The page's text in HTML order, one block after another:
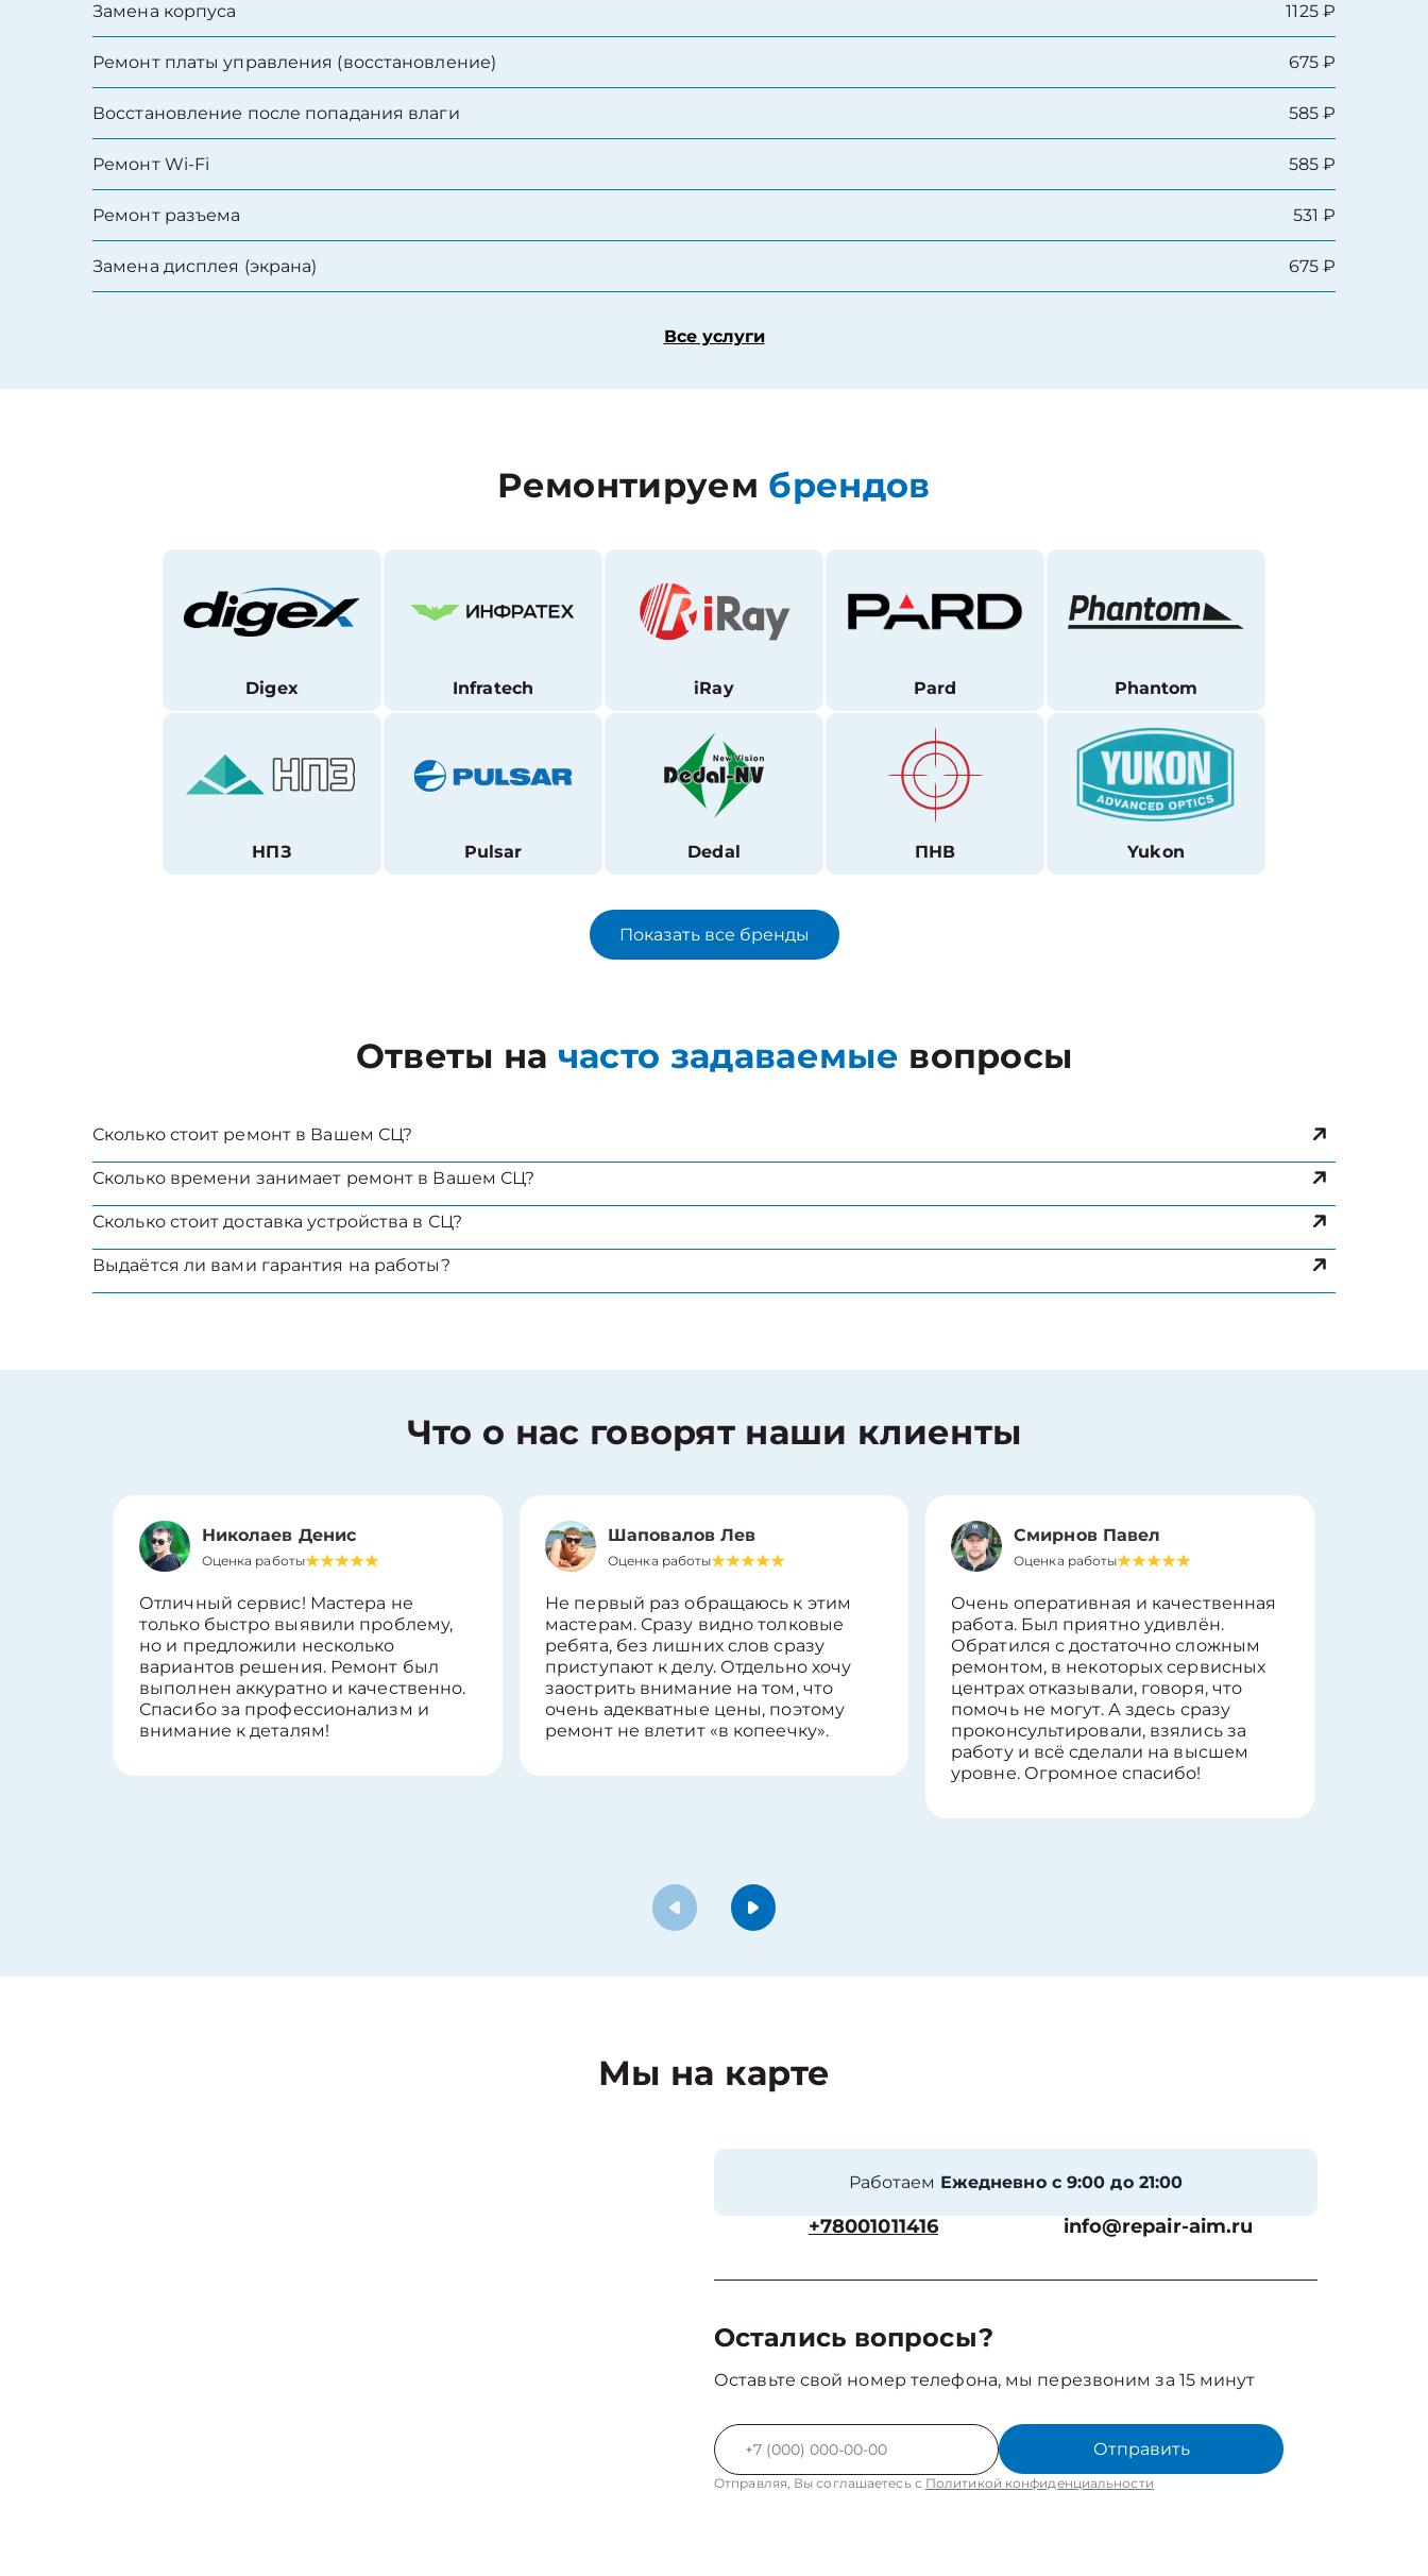
Замена корпуса 1125 ₽
Ремонт платы управления (восстановление) 675 ₽
Восстановление после попадания влаги 585 ₽
Ремонт Wi-Fi 585 ₽
Ремонт разъема 531 ₽
Замена дисплея (экрана) 675 ₽
Все услуги
Ремонтируем брендов
Digex Infratech iRay Pard Phantom
НПЗ Pulsar Dedal ПНВ Yukon
Показать все бренды
Ответы на часто задаваемые вопросы
Сколько стоит ремонт в Вашем СЦ?
Сколько времени занимает ремонт в Вашем СЦ?
Сколько стоит доставка устройства в СЦ?
Выдаётся ли вами гарантия на работы?
Что о нас говорят наши клиенты
Николаев Денис
Оценка работы
Отличный сервис! Мастера не
только быстро выявили проблему,
но и предложили несколько
вариантов решения. Ремонт был
выполнен аккуратно и качественно.
Спасибо за профессионализм и
внимание к деталям!
Шаповалов Лев
Оценка работы
Не первый раз обращаюсь к этим
мастерам. Сразу видно толковые
ребята, без лишних слов сразу
приступают к делу. Отдельно хочу
заострить внимание на том, что
очень адекватные цены, поэтому
ремонт не влетит «в копеечку».
Смирнов Павел
Оценка работы
Очень оперативная и качественная
работа. Был приятно удивлён.
Обратился с достаточно сложным
ремонтом, в некоторых сервисных
центрах отказывали, говоря, что
помочь не могут. А здесь сразу
проконсультировали, взялись за
работу и всё сделали на высшем
уровне. Огромное спасибо!
Мы на карте
Работаем Ежедневно с 9:00 до 21:00
+78001011416 info@repair-aim.ru
Остались вопросы?
Оставьте свой номер телефона, мы перезвоним за 15 минут
Отправить
Отправляя, Вы соглашаетесь с Политикой конфиденциальности